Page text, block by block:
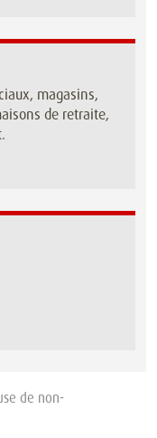
magasins,
de retraite,
de non-